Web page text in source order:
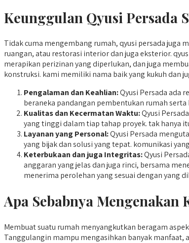
Keunggulan Qyusi Persada
Tidak cuma mengembang rumah, qyusi persada
ruangan, atau restorasi interior dan juga eksterior.
merapikan perizinan yang diperlukan, dan juga
konstruksi. kami memiliki nama baik yang kukuh dan
Pengalaman dan Keahlian:Qyusi Persada ada
beraneka pandangan pembentukan rumah
Kualitas dan Kecermatan Waktu:Qyusi
yang tinggi dalam tiap tahap proyek. tak hanya
Layanan yang Personal:Qyusi Persada
yang bijak dan solusi yang tepat. komunikasi
Keterbukaan dan juga Integritas:Qyusi
anggaran yang jelas dan juga rinci, bersama
menerima perolehan yang sesuai dengan yang
Apa Sebabnya
Membuat suatu rumah menyangkutkan beragam
Tanggulangin mampu mengasihkan banyak manfaat,